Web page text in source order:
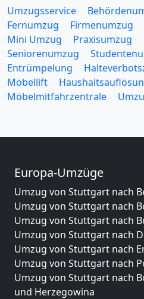
Umzugsservice
Fernumzug
Firmenumzug
Mini Umzug
Praxisumzug
Seniorenumzug
Entrümpelung
Möbellift
Möbelmitfahrzentrale
Europa-Umzüge
Umzug von Stuttgart nach
Umzug von Stuttgart nach
Umzug von Stuttgart nach
Umzug von Stuttgart nach
Umzug von Stuttgart nach
Umzug von Stuttgart nach
Umzug von Stuttgart nach
und Herzegowina